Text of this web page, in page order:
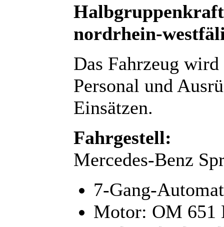
nordrhein-
Das Fahrzeug
Personal und
Einsätzen.
Fahrgestell:
Mercedes-Benz
7-Gang-
Motor: OM 651